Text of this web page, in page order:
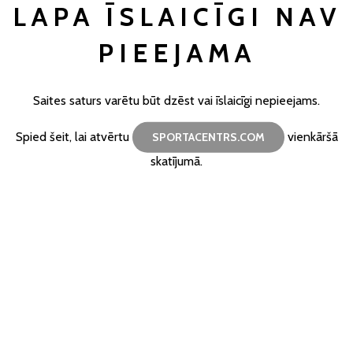
LAPA ĪSLAICĪGI NAV
PIEEJAMA
Saites saturs varētu būt dzēst vai īslaicīgi nepieejams.
Spied šeit, lai atvērtu SPORTACENTRS.COM
vienkāršā
skatījumā.